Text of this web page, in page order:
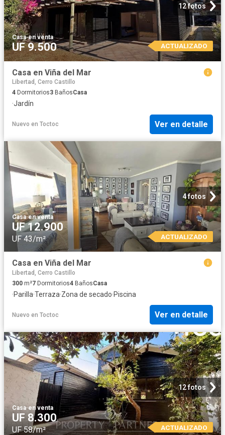
12 fotos
Casa·en venta
UF 9.500 ACTUALIZADO
Casa en Viña del Mar
Libertad, Cerro Castillo
4 Dormitorios3 BañosCasa
·Jardín
Nuevo en Toctoc Ver en detalle
4 fotos
Casa·en venta
UF 12.900
UF 43/m² ACTUALIZADO
Casa en Viña del Mar
Libertad, Cerro Castillo
300 m²7 Dormitorios4 BañosCasa
·Parilla·Terraza·Zona de secado·Piscina
Nuevo en Toctoc Ver en detalle
12 fotos
Casa·en venta
UF 8.300
UF 58/m² ACTUALIZADO